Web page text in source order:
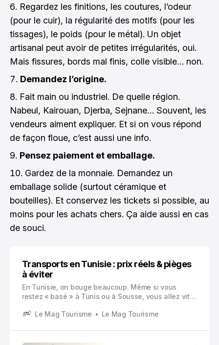
Regardez les finitions, les coutures, l’odeur
(pour le cuir), la régularité des motifs (pour les
tissages), le poids (pour le métal). Un objet
artisanal peut avoir de petites irrégularités, oui.
Mais fissures, bords mal finis, colle visible… non.
Demandez l’origine.
Fait main ou industriel. De quelle région.
Nabeul, Kairouan, Djerba, Sejnane… Souvent, les
vendeurs aiment expliquer. Et si on vous répond
de façon floue, c’est aussi une info.
Pensez paiement et emballage.
Gardez de la monnaie. Demandez un
emballage solide (surtout céramique et
bouteilles). Et conservez les tickets si possible, au
moins pour les achats chers. Ça aide aussi en cas
de souci.
Transports en Tunisie : prix réels & pièges
à éviter
En Tunisie, on bouge beaucoup. Même si vous
restez « basé » à Tunis ou à Sousse, vous allez vite
matin, une plage l’après midi, un site archéologique
Le Mag Tourisme Le Mag Tourisme